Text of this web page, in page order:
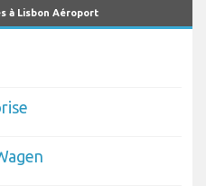
à Lisbon Aéroport